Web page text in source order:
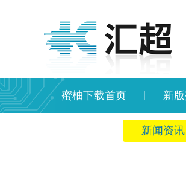
蜜柚下载首页 新
新闻资讯